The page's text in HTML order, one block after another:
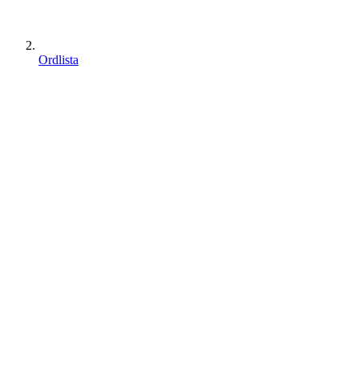
Ordlista